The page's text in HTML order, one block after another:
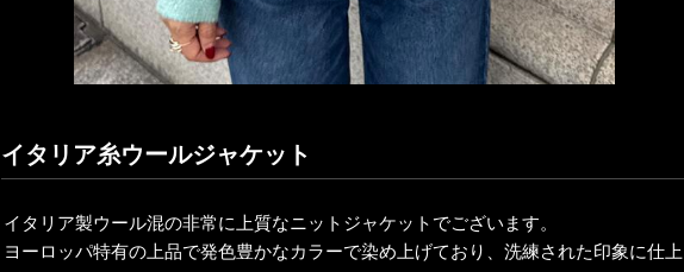
イタリア糸ウールジャケット
イタリア製ウール混の非常に上質なニットジャケットでございます。
ヨーロッパ特有の上品で発色豊かなカラーで染め上げており、洗練された印象に仕上